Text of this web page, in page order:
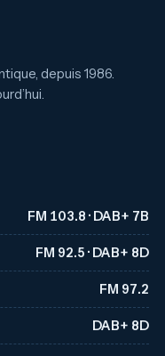
depuis 1986.
FM 103.8 · DAB+ 7B
FM 92.5 · DAB+ 8D
FM 97.2
DAB+ 8D